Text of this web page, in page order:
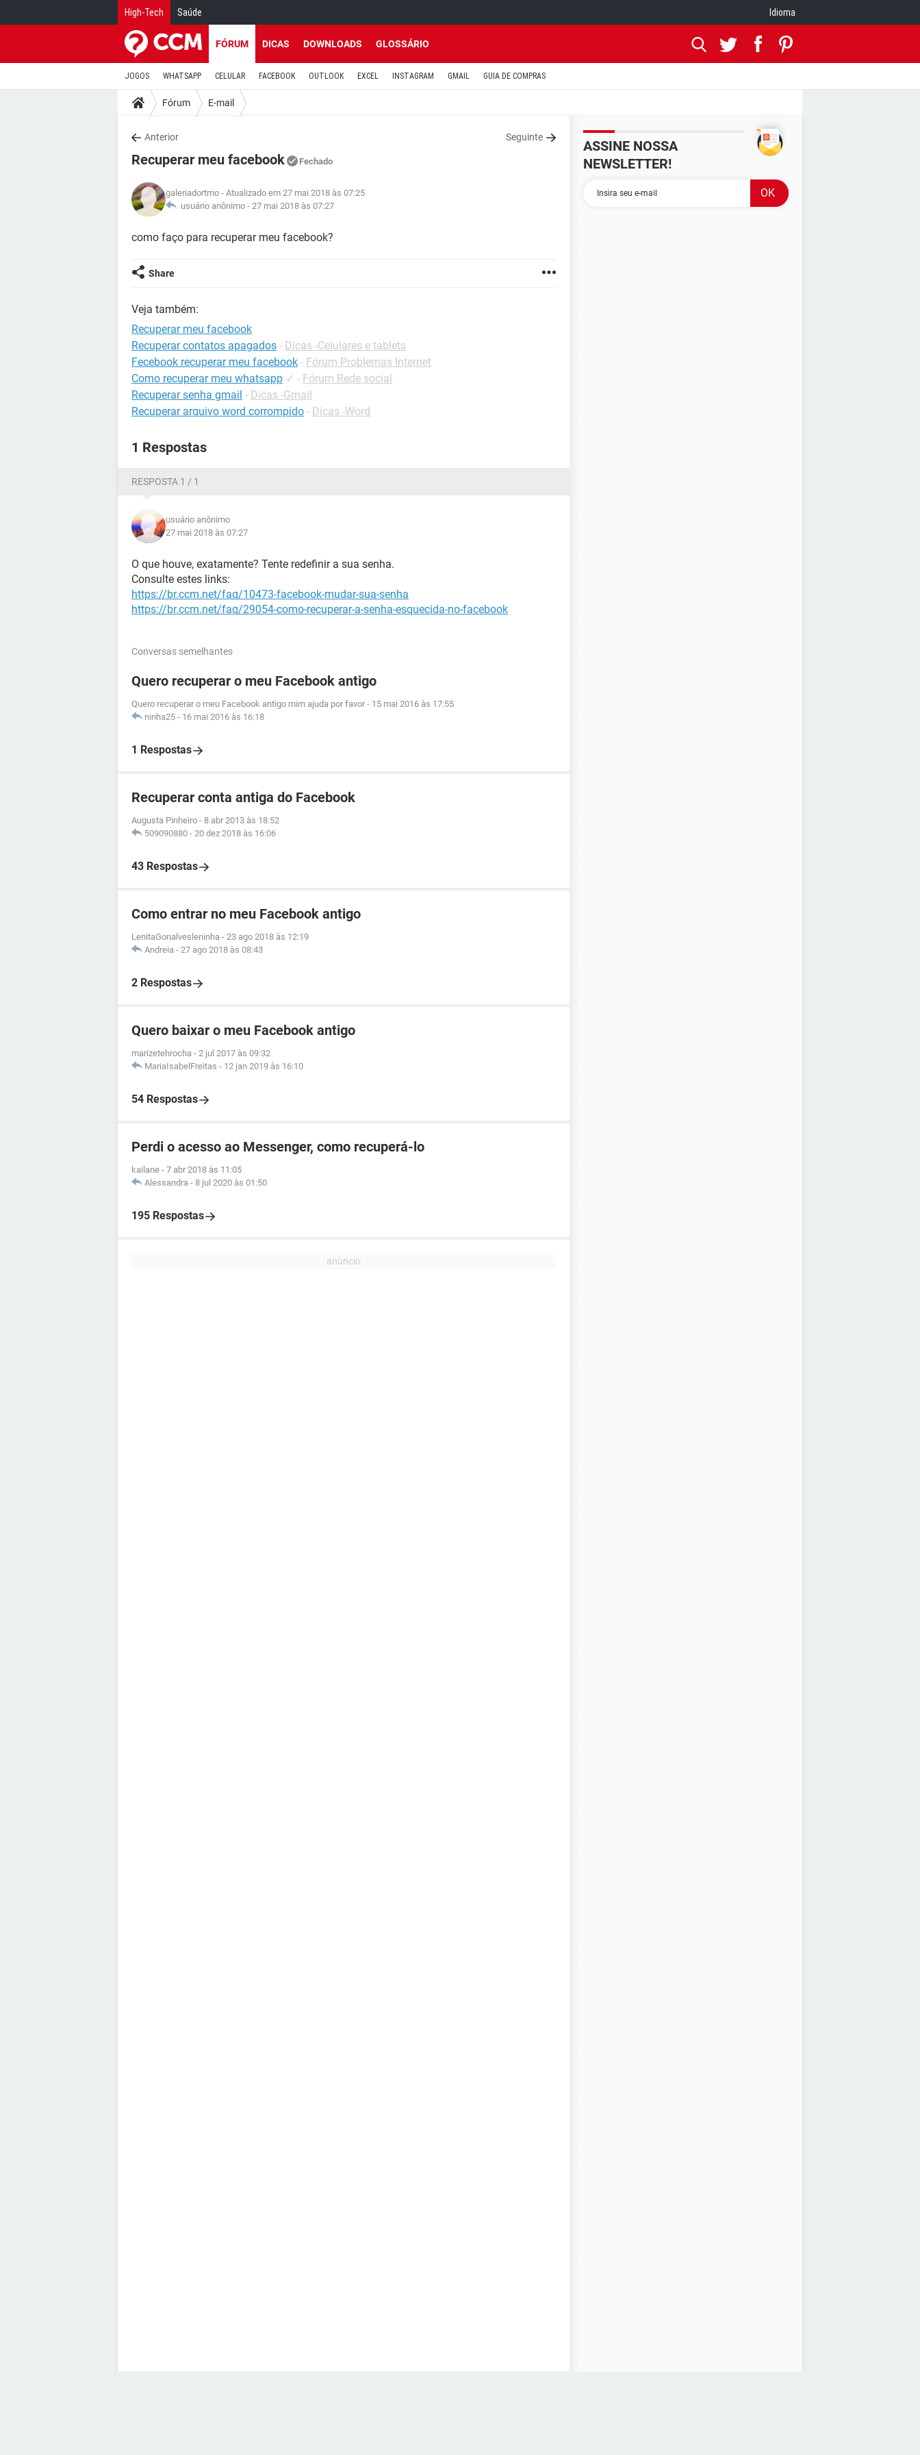
High-Tech Saúde Idioma
FÓRUM DICAS DOWNLOADS GLOSSÁRIO
JOGOS WHATSAPP CELULAR FACEBOOK OUTLOOK EXCEL INSTAGRAM GMAIL GUIA DE COMPRAS
Fórum E-mail
Anterior Seguinte
Recuperar meu facebook Fechado
galeriadortmo - Atualizado em 27 mai 2018 às 07:25
usuário anônimo - 27 mai 2018 às 07:27
como faço para recuperar meu facebook?
Share
Veja também:
Recuperar meu facebook
Recuperar contatos apagados - Dicas -Celulares e tablets
Fecebook recuperar meu facebook - Fórum Problemas Internet
Como recuperar meu whatsapp ✓ - Fórum Rede social
Recuperar senha gmail - Dicas -Gmail
Recuperar arquivo word corrompido - Dicas -Word
1 Respostas
RESPOSTA 1 / 1
usuário anônimo
27 mai 2018 às 07:27
O que houve, exatamente? Tente redefinir a sua senha.
Consulte estes links:
https://br.ccm.net/faq/10473-facebook-mudar-sua-senha
https://br.ccm.net/faq/29054-como-recuperar-a-senha-esquecida-no-facebook
Conversas semelhantes
Quero recuperar o meu Facebook antigo
Quero recuperar o meu Facebook antigo mim ajuda por favor - 15 mai 2016 às 17:55
ninha25 - 16 mai 2016 às 16:18
1 Respostas
Recuperar conta antiga do Facebook
Augusta Pinheiro - 8 abr 2013 às 18:52
509090880 - 20 dez 2018 às 16:06
43 Respostas
Como entrar no meu Facebook antigo
LenitaGonalvesleninha - 23 ago 2018 às 12:19
Andreia - 27 ago 2018 às 08:43
2 Respostas
Quero baixar o meu Facebook antigo
marizetehrocha - 2 jul 2017 às 09:32
MariaIsabelFreitas - 12 jan 2019 às 16:10
54 Respostas
Perdi o acesso ao Messenger, como recuperá-lo
kailane - 7 abr 2018 às 11:05
Alessandra - 8 jul 2020 às 01:50
195 Respostas
ASSINE NOSSA
NEWSLETTER!